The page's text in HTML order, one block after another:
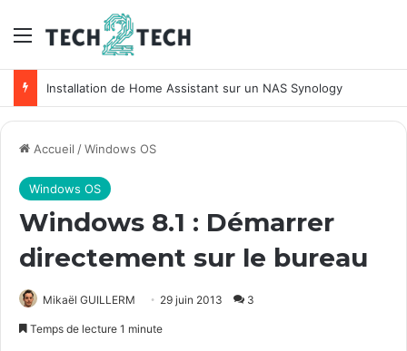
Menu
Installation de Home Assistant sur un NAS Synology
Accueil /Windows OS
Windows OS
Windows 8.1 : Démarrer
directement sur le bureau
Mikaël GUILLERM 29 juin 2013 3
Temps de lecture 1 minute